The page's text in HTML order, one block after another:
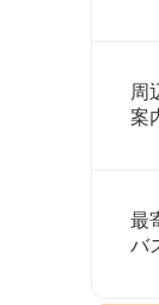
周
案
最
バ